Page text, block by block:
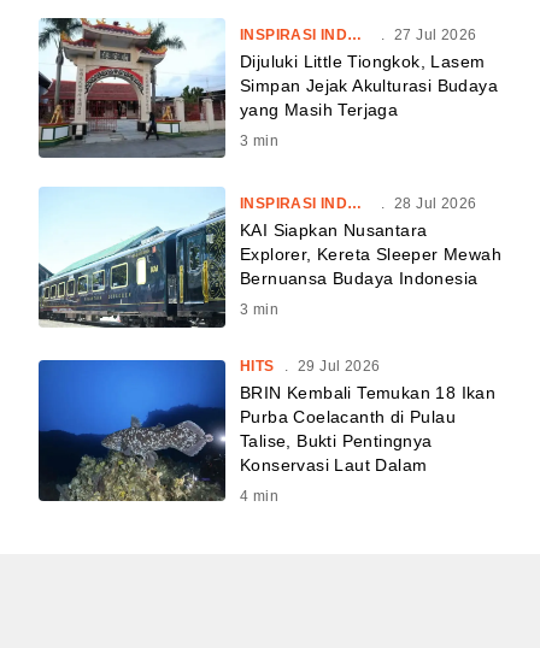
INSPIRASI INDONESIA . 27 Jul 2026
Dijuluki Little Tiongkok, Lasem
Simpan Jejak Akulturasi Budaya
yang Masih Terjaga
3 min
INSPIRASI INDONESIA . 28 Jul 2026
KAI Siapkan Nusantara
Explorer, Kereta Sleeper Mewah
Bernuansa Budaya Indonesia
3 min
HITS 29 Jul 2026
BRIN Kembali Temukan 18 Ikan
Purba Coelacanth di Pulau
Talise, Bukti Pentingnya
Konservasi Laut Dalam
4 min